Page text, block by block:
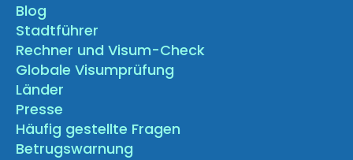
Blog
Stadtführer
Rechner und Visum-Check
Globale Visumprüfung
Länder
Presse
Häufig gestellte Fragen
Betrugswarnung